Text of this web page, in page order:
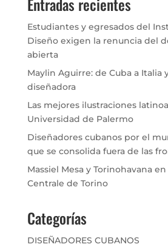
Entradas recientes
Estudiantes y egresados del
Diseño exigen la renuncia del
abierta
Maylin Aguirre: de Cuba a Italia
diseñadora
Las mejores ilustraciones
Universidad de Palermo
Diseñadores cubanos por el
que se consolida fuera de las
Massiel Mesa y Torinohavana
Centrale de Torino
Categorías
DISEÑADORES CUBANOS